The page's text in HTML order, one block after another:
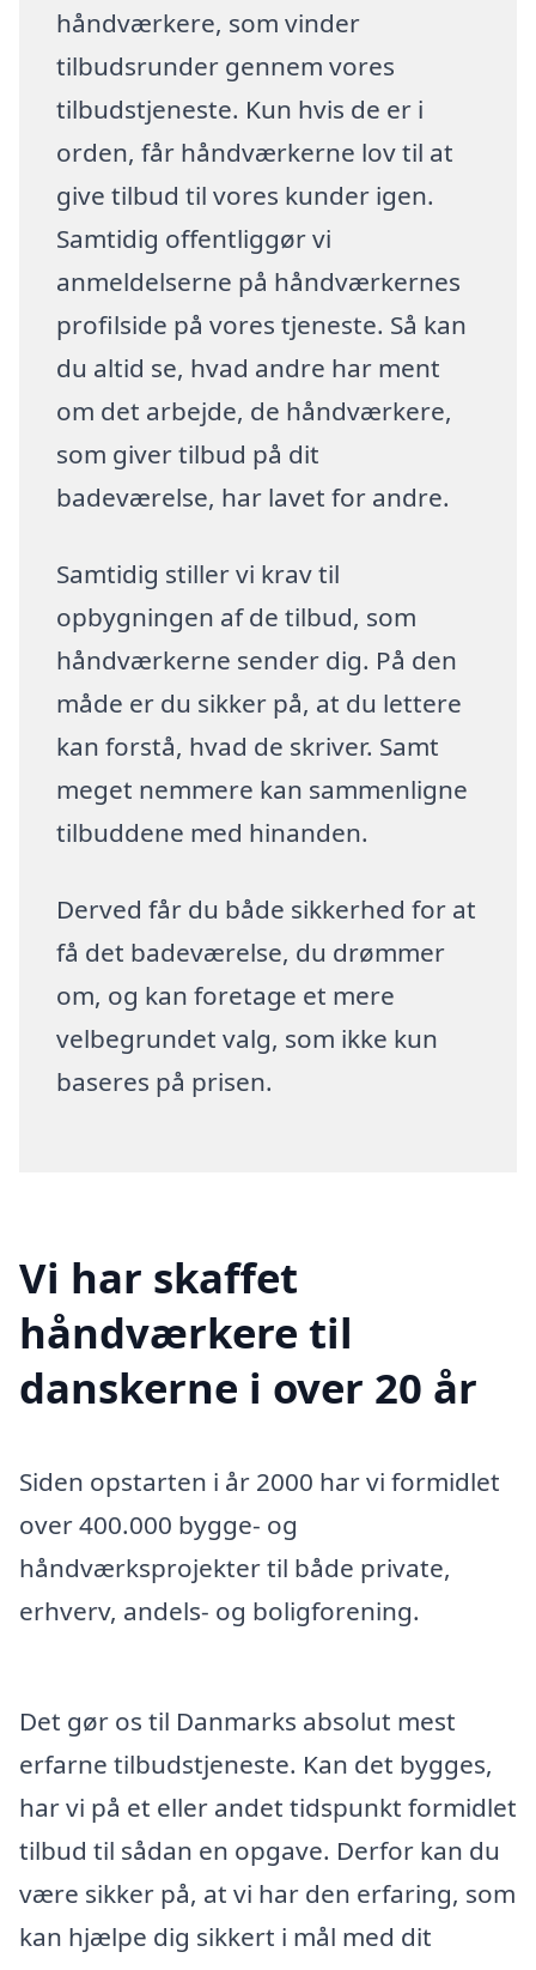
håndværkere, som vinder
tilbudsrunder gennem vores
tilbudstjeneste. Kun hvis de er i
orden, får håndværkerne lov til at
give tilbud til vores kunder igen.
Samtidig offentliggør vi
anmeldelserne på håndværkernes
profilside på vores tjeneste. Så kan
du altid se, hvad andre har ment
om det arbejde, de håndværkere,
som giver tilbud på dit
badeværelse, har lavet for andre.
Samtidig stiller vi krav til
opbygningen af de tilbud, som
håndværkerne sender dig. På den
måde er du sikker på, at du lettere
kan forstå, hvad de skriver. Samt
meget nemmere kan sammenligne
tilbuddene med hinanden.
Derved får du både sikkerhed for at
få det badeværelse, du drømmer
om, og kan foretage et mere
velbegrundet valg, som ikke kun
baseres på prisen.
Vi har skaffet
håndværkere til
danskerne i over 20 år
Siden opstarten i år 2000 har vi formidlet
over 400.000 bygge- og
håndværksprojekter til både private,
erhverv, andels- og boligforening.
Det gør os til Danmarks absolut mest
erfarne tilbudstjeneste. Kan det bygges,
har vi på et eller andet tidspunkt formidlet
tilbud til sådan en opgave. Derfor kan du
være sikker på, at vi har den erfaring, som
kan hjælpe dig sikkert i mål med dit